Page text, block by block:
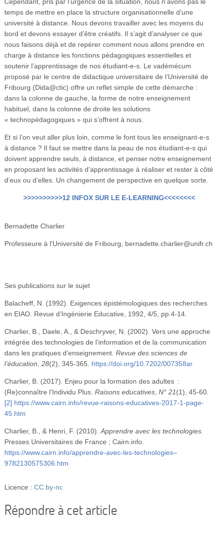
temps de mettre en place la structure organisationnelle d’une
université à distance. Nous devons travailler avec les moyens du
bord et devons essayer d’être créatifs. Il s’agit d’analyser ce que
nous faisons déjà et de repérer comment nous allons prendre en
charge à distance les fonctions pédagogiques essentielles et
soutenir l’apprentissage de nos étudiant-e-s. Le vadémécum
proposé par le centre de didactique universitaire de l’Université de
Fribourg (Dida@ctic) offre un reflet simple de cette démarche :
dans la colonne de gauche, la forme de notre enseignement
habituel, dans la colonne de droite les solutions
« technopédagogiques » qui s’offrent à nous.
Et si l’on veut aller plus loin, comme le font tous les enseignant-e-s
à distance ? Il faut se mettre dans la peau de nos étudiant-e-s qui
doivent apprendre seuls, à distance, et penser notre enseignement
en proposant les activités d’apprentissage à réaliser et rester à côté
d’eux ou d’elles. Un changement de perspective en quelque sorte.
>>>>>>>>>>12 INFOX SUR LE E-LEARNING<<<<<<<<
Bernadette Charlier
Professeure à l'Université de Fribourg bernadette.charlier@unifr.ch
Ses publications sur le sujet
Balacheff, N. (1992). Exigences épistémologiques des recherches
en EIAO. Revue d’Ingénierie Educative, 1992, 4/5, pp.4-14.
Charlier, B., Daele, A., & Deschryver, N. (2002). Vers une approche
intégrée des technologies de l’information et de la communication
dans les pratiques d’enseignement. Revue des sciences de
l’éducation 28(2), 345‑365. https://doi.org/10.7202/007358ar
Charlier, B. (2017). Enjeu pour la formation des adultes :
(Re)connaître l’Individu Plus. Raisons educatives, N° 21(1), 45‑60.
[2] https://www.cairn.info/revue-raisons-educatives-2017-1-page-
45.htm
Charlier, B., & Henri, F. (2010). Apprendre avec les technologies.
Presses Universitaires de France ; Cairn.info.
https://www.cairn.info/apprendre-avec-les-technologies–
9782130575306.htm
Licence : CC by-nc
Répondre à cet article